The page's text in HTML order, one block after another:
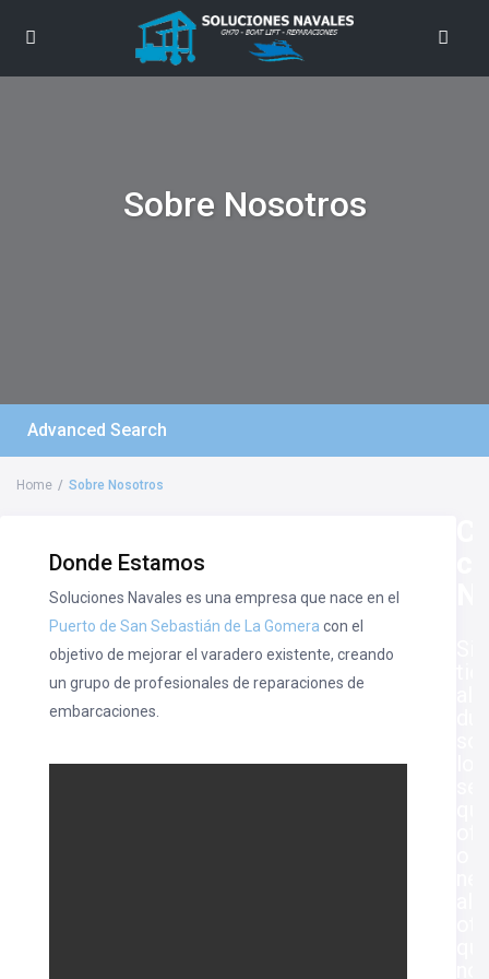
Sobre Nosotros
Advanced Search
Home Sobre Nosotros
Donde Estamos
Soluciones Navales es una empresa que nace en el
Puerto de San Sebastián de La Gomera con el
objetivo de mejorar el varadero existente, creando
un grupo de profesionales de reparaciones de
embarcaciones.